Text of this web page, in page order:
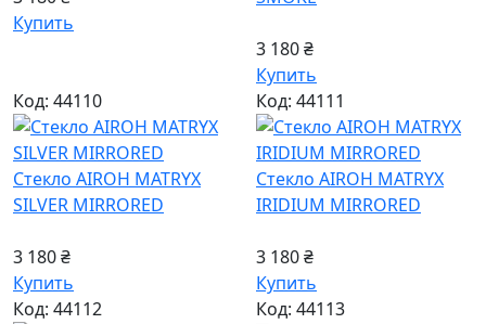
Купить
3 180 ₴
Купить
Код: 44110
Стекло AIROH MATRYX
SILVER MIRRORED
3 180 ₴
Купить
Код: 44111
Стекло AIROH MATRYX
IRIDIUM MIRRORED
3 180 ₴
Купить
Код: 44112
Код: 44113